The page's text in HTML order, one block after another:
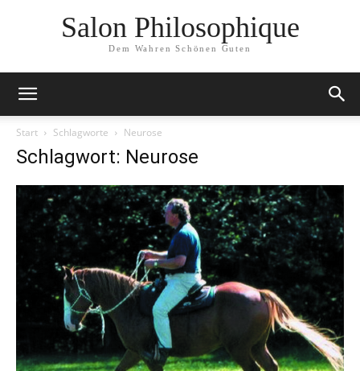
Salon Philosophique
Dem Wahren Schönen Guten
Start Schlagworte Neurose
Schlagwort: Neurose